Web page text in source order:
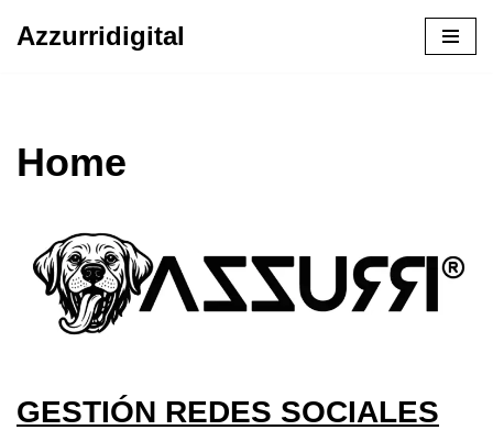
Azzurridigital
Home
GESTIÓN REDES SOCIALES